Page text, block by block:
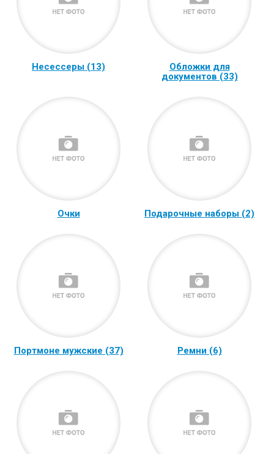
Несессеры (13)
Обложки для
документов (33)
Очки Подарочные наборы (2)
Портмоне мужские (37) Ремни (6)